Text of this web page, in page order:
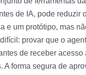
de IA, pode reduzir
e um protótipo, mas
provar que o
de receber acesso
A forma segura de